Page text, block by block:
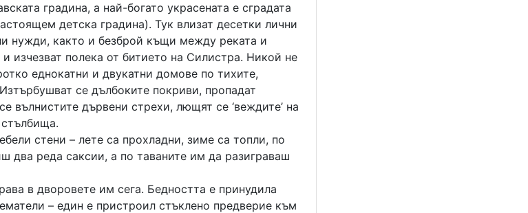
градина, а най-богато украсената е сградата
детска градина). Тук влизат десетки лични
нужди, както и безброй къщи между реката и
изчезват полека от битието на Силистра. Никой не
еднокатни и двукатни домове по тихите,
се дълбоките покриви, пропадат
вълнистите дървени стрехи, лющят се ‘веждите’ на
стени – лете са прохладни, зиме са топли, по
реда саксии, а по таваните им да разиграваш
в дворовете им сега. Бедността е принудила
– един е пристроил стъклено предверие към